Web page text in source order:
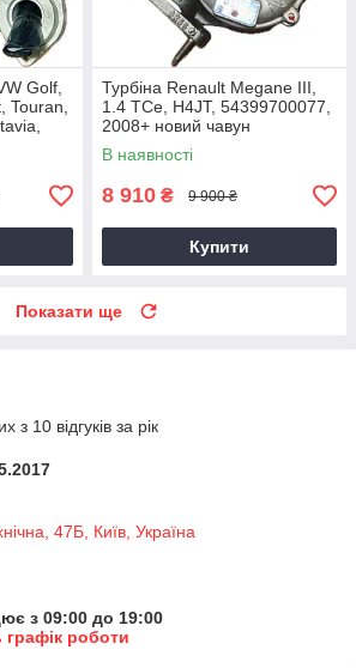
Golf,
Touran,
Турбіна Renault Megane III,
1.4 TCe, H4JT, 54399700077,
2008+ новий чавун
В наявності
8 910 ₴ 9 900 ₴
Купити
Показати ще
з 10 відгуків за рік
47Б, Київ, Україна
з 09:00 до 19:00
графік роботи